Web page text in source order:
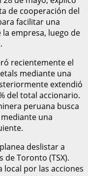
de cooperación del
facilitar una
empresa, luego de
recientemente el
mediante una
extendió
del total accionario.
peruana busca
una
deslistar a
de Toronto (TSX).
local por las acciones